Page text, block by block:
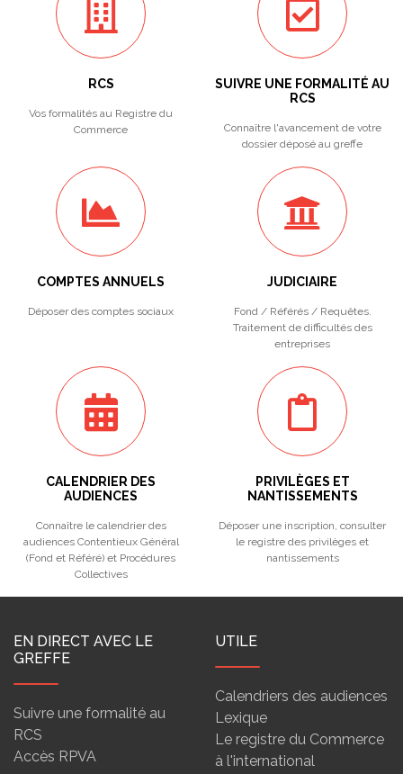
RCS
Vos formalités au Registre du
Commerce
SUIVRE UNE FORMALITÉ AU
RCS
Connaître l'avancement de votre
dossier déposé au greffe
COMPTES ANNUELS
Déposer des comptes sociaux
JUDICIAIRE
Fond / Référés / Requêtes.
Traitement de difficultés des
entreprises
CALENDRIER DES
AUDIENCES
Connaître le calendrier des
audiences Contentieux Général
(Fond et Référé) et Procédures
Collectives
PRIVILÈGES ET
NANTISSEMENTS
Déposer une inscription, consulter
le registre des privilèges et
nantissements
EN DIRECT AVEC LE
GREFFE
Suivre une formalité au
RCS
Accès RPVA
UTILE
Calendriers des audiences
Lexique
Le registre du Commerce
à l'international